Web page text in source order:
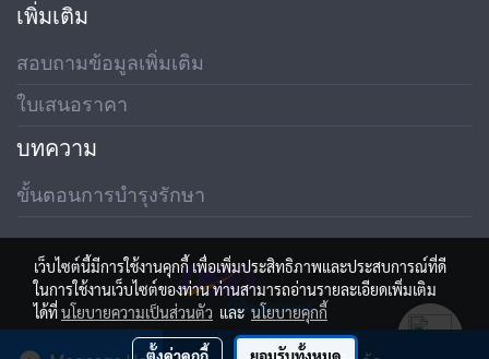
เพิ่มเติม
สอบถามข้อมูลเพิ่มเติม
ใบเสนอราคา
บทความ
ขั้นตอนการบำรุงรักษา
เว็บไซต์นี้มีการใช้งานคุกกี้ เพื่อเพิ่มประสิทธิภาพและประสบการณ์ที่ดี
ในการใช้งานเว็บไซต์ของท่าน ท่านสามารถอ่านรายละเอียดเพิ่มเติม
ได้ที่นโยบายความเป็นส่วนตัว และนโยบายคุกกี้